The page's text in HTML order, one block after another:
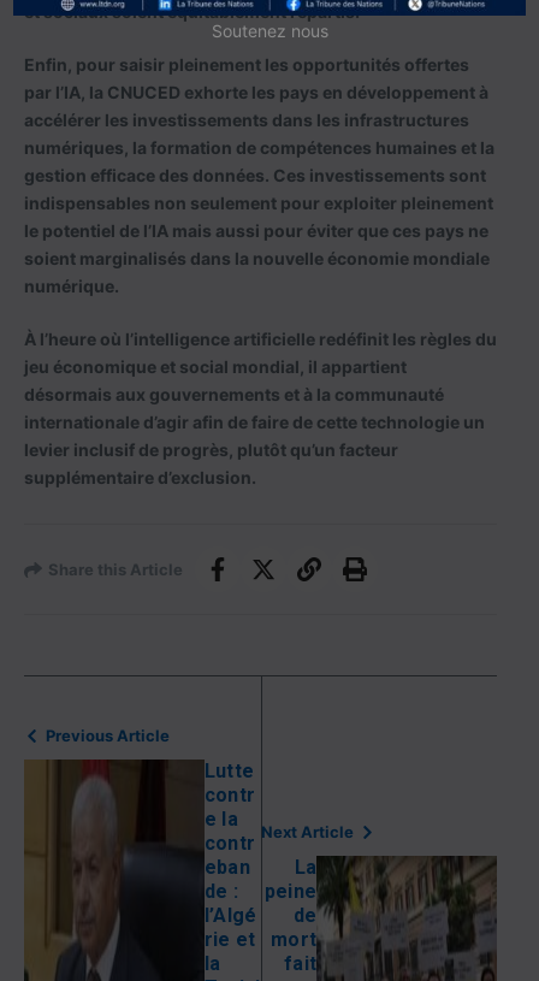
et sociaux soient équitablement répartis.
Enfin, pour saisir pleinement les opportunités offertes
par l’IA, la CNUCED exhorte les pays en développement à
accélérer les investissements dans les infrastructures
numériques, la formation de compétences humaines et la
gestion efficace des données. Ces investissements sont
indispensables non seulement pour exploiter pleinement
le potentiel de l’IA mais aussi pour éviter que ces pays ne
soient marginalisés dans la nouvelle économie mondiale
numérique.
À l’heure où l’intelligence artificielle redéfinit les règles du
jeu économique et social mondial, il appartient
désormais aux gouvernements et à la communauté
internationale d’agir afin de faire de cette technologie un
levier inclusif de progrès, plutôt qu’un facteur
supplémentaire d’exclusion.
Share this Article
Previous Article
Lutte
contr
e la
contr
eban
de :
l’Algé
rie et
la
Next Article
La
peine
de
mort
fait
Soutenez nous